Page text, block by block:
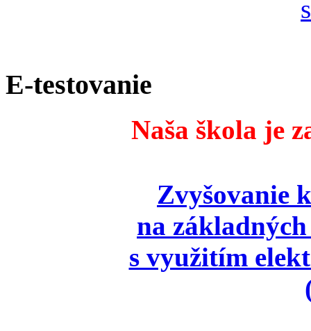
E-testovanie
Naša škola je
Zvyšovanie
na
s využitím